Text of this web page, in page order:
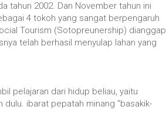
tahun 2002. Dan November tahun ini
4 tokoh yang sangat berpengaruh
Tourism (Sotopreunership) dianggap
telah berhasil menyulap lahan yang
pelajaran dari hidup beliau, yaitu
dulu. ibarat pepatah minang "basakik-